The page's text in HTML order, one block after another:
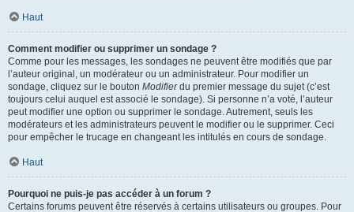
Haut
Comment modifier ou supprimer un sondage ?
Comme pour les messages, les sondages ne peuvent être modifiés que par
l’auteur original, un modérateur ou un administrateur. Pour modifier un
sondage, cliquez sur le bouton Modifierdu premier message du sujet (c’est
toujours celui auquel est associé le sondage). Si personne n’a voté, l’auteur
peut modifier une option ou supprimer le sondage. Autrement, seuls les
modérateurs et les administrateurs peuvent le modifier ou le supprimer. Ceci
pour empêcher le trucage en changeant les intitulés en cours de sondage.
Haut
Pourquoi ne puis-je pas accéder à un forum ?
Certains forums peuvent être réservés à certains utilisateurs ou groupes. Pour